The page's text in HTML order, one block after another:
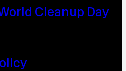
Cleanup Day